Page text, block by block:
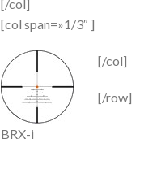
[/col]
[col span=»1/3″ ]
BRX-i
[/col]
[/row]